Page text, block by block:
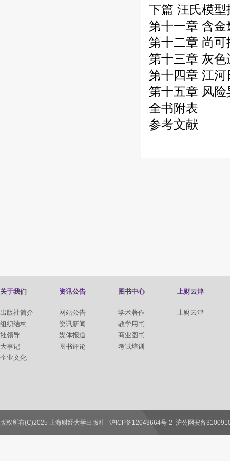
下篇 汪氏模
第十一章 含金
第十二章 尚可
第十三章 灰色
第十四章 江河
第十五章 风险
全书附表
参考文献
关于我们
出版社简介
组织结构
社领导
大事记
企业文化
资讯公告
网站公告
资讯新闻
媒体报道
图书评论
图书中心
学术著作
教学用书
商业图书
考试培训
上财云津
上财云津
联系我们
版权所有(C)2025 上海财经大学出版社 沪ICP备12043664号-2 沪公网安备